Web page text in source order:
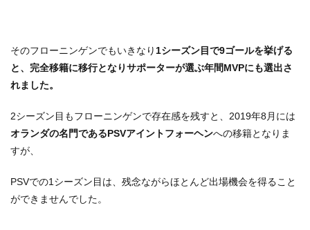
そのフローニンゲンでもいきなり 1シーズン目で9ゴールを挙げる
と、完全移籍に移行となりサポーターが選ぶ年間MVPにも選出さ
れました。
2シーズン目もフローニンゲンで存在感を残すと、2019年8月には
オランダの名門であるPSVアイントフォーヘンへの移籍となりま
すが、
PSVでの1シーズン目は、残念ながらほとんど出場機会を得ること
ができませんでした。